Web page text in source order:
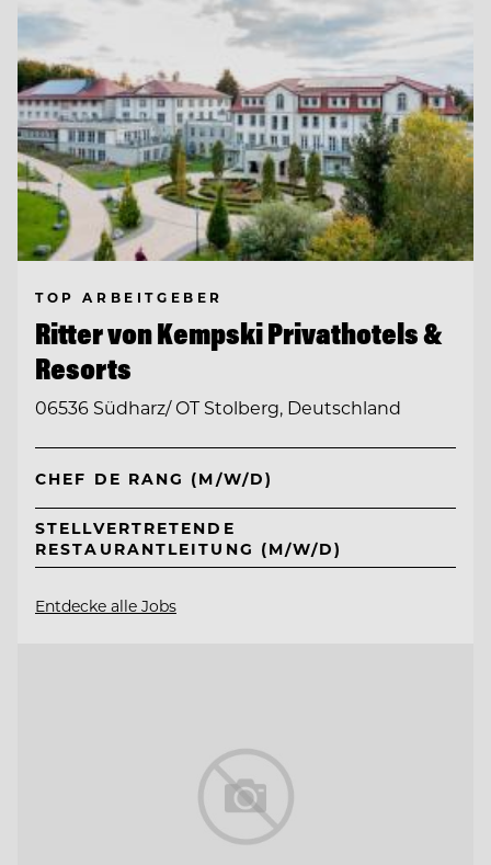
TOP ARBEITGEBER
Ritter von Kempski Privathotels &
Resorts
06536 Südharz/ OT Stolberg, Deutschland
CHEF DE RANG (M/W/D)
STELLVERTRETENDE
RESTAURANTLEITUNG (M/W/D)
Entdecke alle Jobs